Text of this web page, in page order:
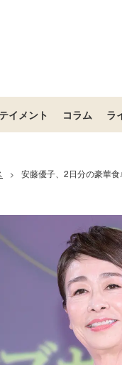
イメント コラム ラ
>
安藤優子、2日分の豪華